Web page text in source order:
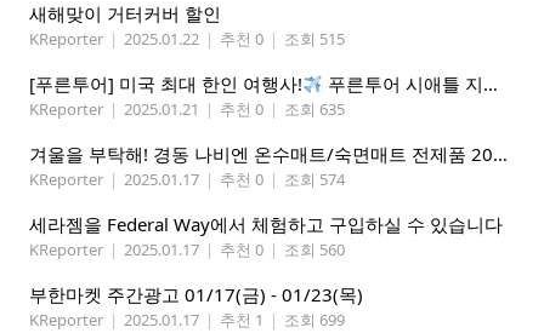
새해맞이 거터커버 할인
KReporter | 2025.01.22 | 추천 0 | 조회 515
[푸른투어] 미국 최대 한인 여행사! 푸른투어 시애틀 지점 오픈특가, 최대 300불 할인!
KReporter | 2025.01.21 | 추천 0 | 조회 635
겨울을 부탁해! 경동 나비엔 온수매트/숙면매트 전제품 20% 할인
KReporter | 2025.01.17 | 추천 0 | 조회 574
세라젬을 Federal Way에서 체험하고 구입하실 수 있습니다
KReporter | 2025.01.17 | 추천 0 | 조회 560
부한마켓 주간광고 01/17(금) - 01/23(목)
KReporter | 2025.01.17 | 추천 1 | 조회 699